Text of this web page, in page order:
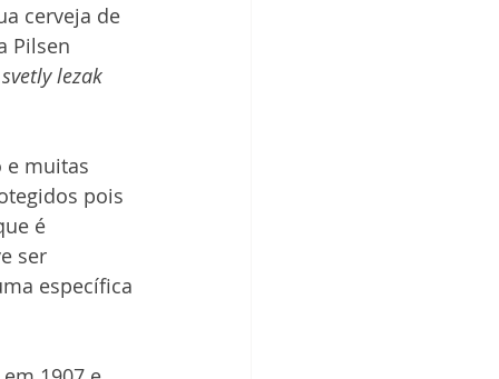
cerveja de
Pilsen
svetly lezak
e muitas
pois
é
ser
específica